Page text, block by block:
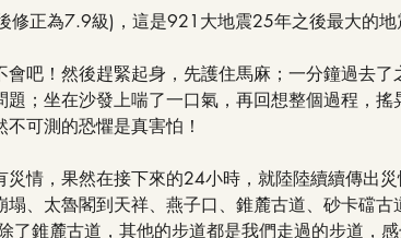
正為7.9級)，這是921大地震25年之後最大的地
吧！然後趕緊起身，先護住馬麻；一分鐘過去了
；坐在沙發上喘了一口氣，再回想整個過程，搖
可測的恐懼是真害怕！
情，果然在接下來的24小時，就陸陸續續傳出
、太魯閣到天祥、燕子口、錐麓古道、砂卡礑古
了錐麓古道，其他的步道都是我們走過的步道，